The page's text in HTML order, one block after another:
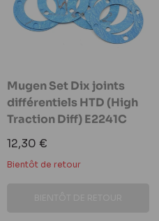
Mugen Set Dix joints
différentiels HTD (High
Traction Diff) E2241C
Prix
réduit
12,30 €
Bientôt de retour